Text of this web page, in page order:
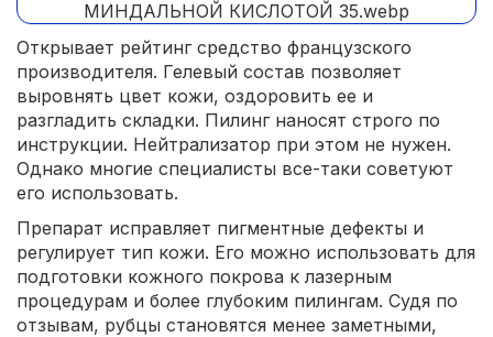
Открывает рейтинг средство французского
производителя. Гелевый состав позволяет
выровнять цвет кожи, оздоровить ее и
разгладить складки. Пилинг наносят строго по
инструкции. Нейтрализатор при этом не нужен.
Однако многие специалисты все-таки советуют
его использовать.
Препарат исправляет пигментные дефекты и
регулирует тип кожи. Его можно использовать для
подготовки кожного покрова к лазерным
процедурам и более глубоким пилингам. Судя по
отзывам, рубцы становятся менее заметными,